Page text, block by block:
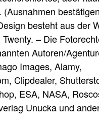
(Ausnahmen
besteht aus der
– Die
Autoren/
Images, Alamy,
Clipdealer,
ESA, NASA,
Unucka und